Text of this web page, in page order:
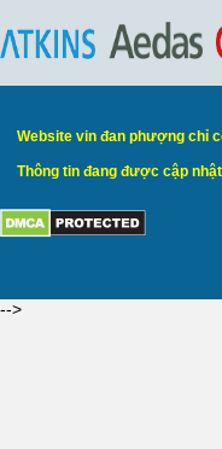
Website vin đan phượng chỉ
Thông tin đang được cập
-->